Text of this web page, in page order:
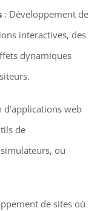
: Développement de
interactives, des
dynamiques
d’applications web
de
ou
de sites où